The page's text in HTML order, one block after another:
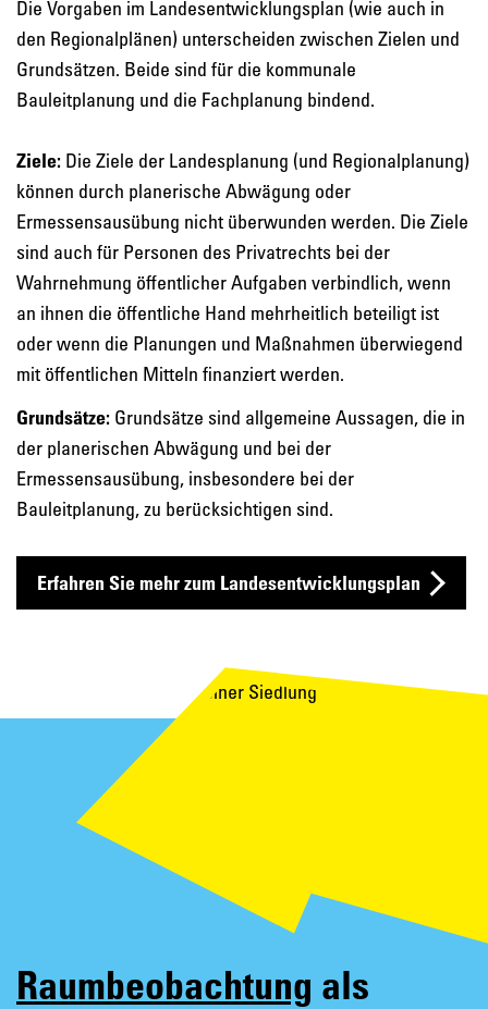
Die Vorgaben im Landesentwicklungsplan (wie auch in
den Regionalplänen) unterscheiden zwischen Zielen und
Grundsätzen. Beide sind für die kommunale
Bauleitplanung und die Fachplanung bindend.
Ziele: Die Ziele der Landesplanung (und Regionalplanung)
können durch planerische Abwägung oder
Ermessensausübung nicht überwunden werden. Die Ziele
sind auch für Personen des Privatrechts bei der
Wahrnehmung öffentlicher Aufgaben verbindlich, wenn
an ihnen die öffentliche Hand mehrheitlich beteiligt ist
oder wenn die Planungen und Maßnahmen überwiegend
mit öffentlichen Mitteln finanziert werden.
Grundsätze: Grundsätze sind allgemeine Aussagen, die in
der planerischen Abwägung und bei der
Ermessensausübung, insbesondere bei der
Bauleitplanung, zu berücksichtigen sind.
Erfahren Sie mehr zum Landesentwicklungsplan
Raumbeobachtung als